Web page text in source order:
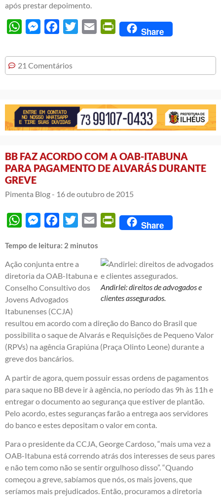
após prestar depoimento.
WhatsAppMessengerFacebook
Twitter Email PrintFriendly
Share
21 Comentários
BB FAZ ACORDO COM A OAB-ITABUNA
PARA PAGAMENTO DE ALVARÁS DURANTE
GREVE
Pimenta Blog - 16 de outubro de 2015
WhatsAppMessengerFacebook
Twitter Email PrintFriendly
Share
Tempo de leitura: 2 minutos
Andirlei: direitos de advogados e
clientes assegurados.
Ação conjunta entre a
diretoria da OAB-Itabuna e
Conselho Consultivo dos
Jovens Advogados
Itabunenses (CCJA)
resultou em acordo com a direção do Banco do Brasil que
possibilita o saque de Alvarás e Requisições de Pequeno Valor
(RPVs) na agência Grapiúna (Praça Olinto Leone) durante a
greve dos bancários.
A partir de agora, quem possuir essas ordens de pagamentos
para saque no BB deve ir à agência, no período das 9h às 11h e
entregar o documento ao segurança que estiver de plantão.
Pelo acordo, estes seguranças farão a entrega aos servidores
do banco e estes depositam o valor em conta.
Para o presidente da CCJA, George Cardoso, “mais uma vez a
OAB-Itabuna está correndo atrás dos interesses de seus pares
e não tem como não se sentir orgulhoso disso”. “Quando
começou a greve, sabíamos que nós, os mais jovens, que
seríamos mais prejudicados. Então, procuramos a diretoria